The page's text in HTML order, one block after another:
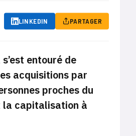
LINKEDIN PARTAGER
entouré de
acquisitions par
proches du
la capitalisation à